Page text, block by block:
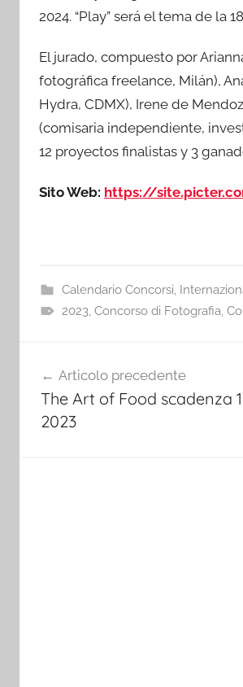
2024. “Play” será el tema de la
El jurado, compuesto por
fotográfica freelance, Milán),
Hydra, CDMX), Irene de
(comisaria independiente,
12 proyectos finalistas y 3
Sito Web: https://
Calendario Concorsi,
2023, Concorso di Fotografia,
articoli
Articolo precedente
The Art of Food scadenza
2023